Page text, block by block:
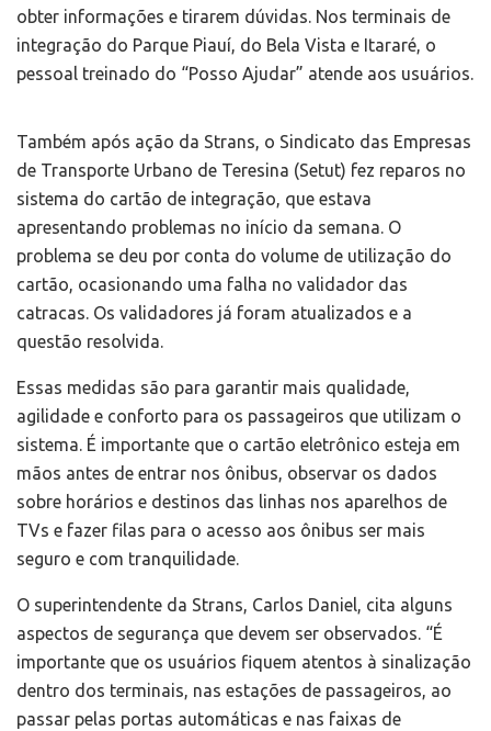
obter informações e tirarem dúvidas. Nos terminais de
integração do Parque Piauí, do Bela Vista e Itararé, o
pessoal treinado do “Posso Ajudar” atende aos usuários.
Também após ação da Strans, o Sindicato das Empresas
de Transporte Urbano de Teresina (Setut) fez reparos no
sistema do cartão de integração, que estava
apresentando problemas no início da semana. O
problema se deu por conta do volume de utilização do
cartão, ocasionando uma falha no validador das
catracas. Os validadores já foram atualizados e a
questão resolvida.
Essas medidas são para garantir mais qualidade,
agilidade e conforto para os passageiros que utilizam o
sistema. É importante que o cartão eletrônico esteja em
mãos antes de entrar nos ônibus, observar os dados
sobre horários e destinos das linhas nos aparelhos de
TVs e fazer filas para o acesso aos ônibus ser mais
seguro e com tranquilidade.
O superintendente da Strans, Carlos Daniel, cita alguns
aspectos de segurança que devem ser observados. “É
importante que os usuários fiquem atentos à sinalização
dentro dos terminais, nas estações de passageiros, ao
passar pelas portas automáticas e nas faixas de